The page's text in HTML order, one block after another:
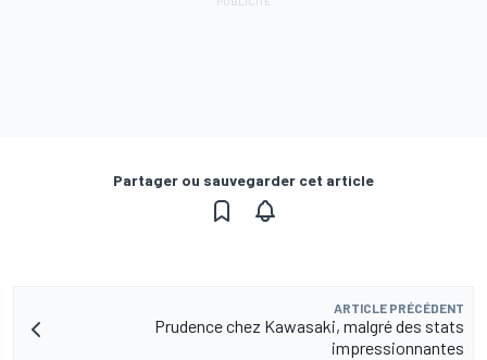
Partager ou sauvegarder cet article
ARTICLE PRÉCÉDENT
Prudence chez Kawasaki, malgré des stats
impressionnantes